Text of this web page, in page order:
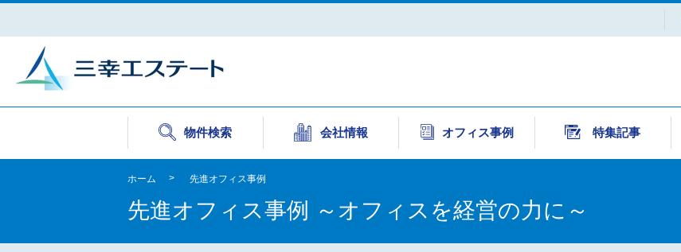
物件検索 会社情報 オフィス事例 特集記事
ホーム 先進オフィス事例
先進オフィス事例 ～オフィスを経営の力に～